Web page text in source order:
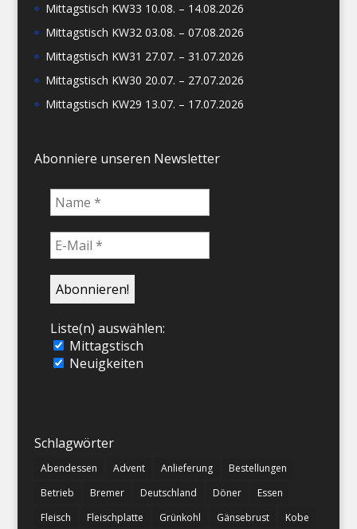
Mittagstisch KW33 10.08. – 14.08.2026
Mittagstisch KW32 03.08. – 07.08.2026
Mittagstisch KW31 27.07. – 31.07.2026
Mittagstisch KW30 20.07. – 27.07.2026
Mittagstisch KW29 13.07. – 17.07.2026
Abonniere unseren Newsletter
Liste(n) auswählen:
Mittagstisch
Neuigkeiten
Schlagwörter
Abendessen Advent Anlieferung
Bestellungen
Betrieb
Bremer Deutschland Döner
Essen
Fleisch
Fleischplatte Grünkohl Gänsebrust Kobe